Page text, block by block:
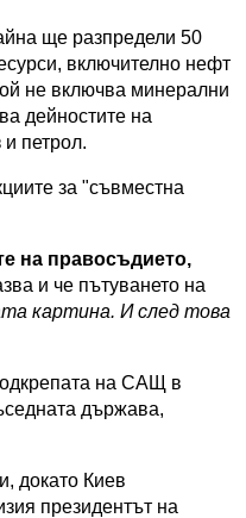
ще разпредели 50
включително нефт
не включва минерални
дейностите на
петрол.
за "съвместна
на правосъдието,
и че пътуването на
картина. И след това
на САЩ в
държава,
докато Киев
президентът на